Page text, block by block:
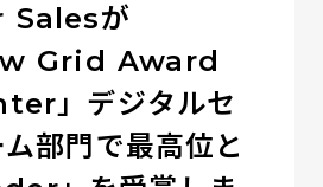
Salesが
Grid Award
」デジタルセ
部門で最高位と